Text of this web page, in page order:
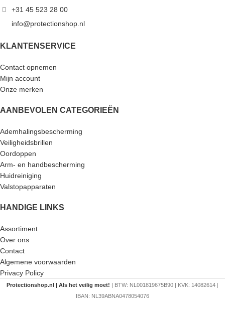
+31 45 523 28 00
info@protectionshop.nl
KLANTENSERVICE
Contact opnemen
Mijn account
Onze merken
AANBEVOLEN CATEGORIEËN
Ademhalingsbescherming
Veiligheidsbrillen
Oordoppen
Arm- en handbescherming
Huidreiniging
Valstopapparaten
HANDIGE LINKS
Assortiment
Over ons
Contact
Algemene voorwaarden
Privacy Policy
Protectionshop.nl | Als het veilig moet! | BTW: NL001819675B90 | KVK: 14082614 |
IBAN: NL39ABNA0478054076